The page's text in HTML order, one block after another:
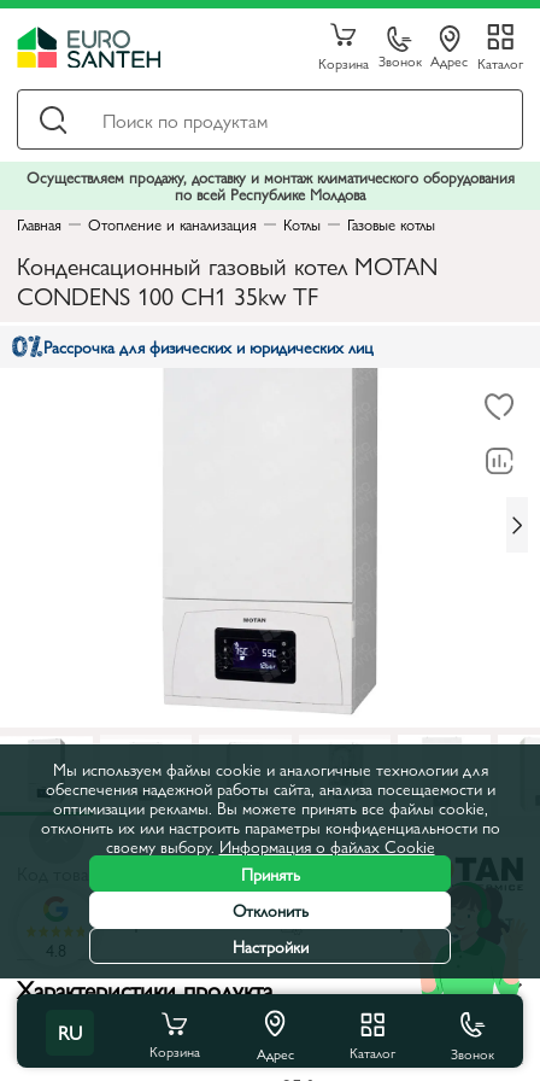
Корзина Звонок Адрес Каталог
Осуществляем продажу, доставку и монтаж климатического оборудования
по всей Республике Молдова
Главная
Отопление и канализация Котлы Газовые котлы
Конденсационный газовый котел MOTAN
CONDENS 100 CH1 35kw TF
Рассрочка для физических и юридических лиц
Все характеристики
С этим товаром покупают
Характеристики продукта
Тип:
Конденсационные
RU
Корзина Адрес Каталог Звонок
4.8
Мы используем файлы cookie и аналогичные технологии для
обеспечения надежной работы сайта, анализа посещаемости и
оптимизации рекламы. Вы можете принять все файлы cookie,
отклонить их или настроить параметры конфиденциальности по
своему выбору. Информация о файлах Cookie
Принять
Отклонить
Настройки